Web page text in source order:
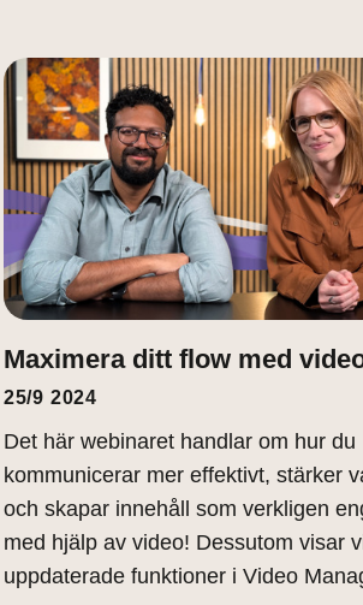
Maximera ditt flow med
25/9 2024
Det här webinaret handlar om hur du
kommunicerar mer effektivt, stärker
och skapar innehåll som verkligen
med hjälp av video! Dessutom visar
uppdaterade funktioner i Video